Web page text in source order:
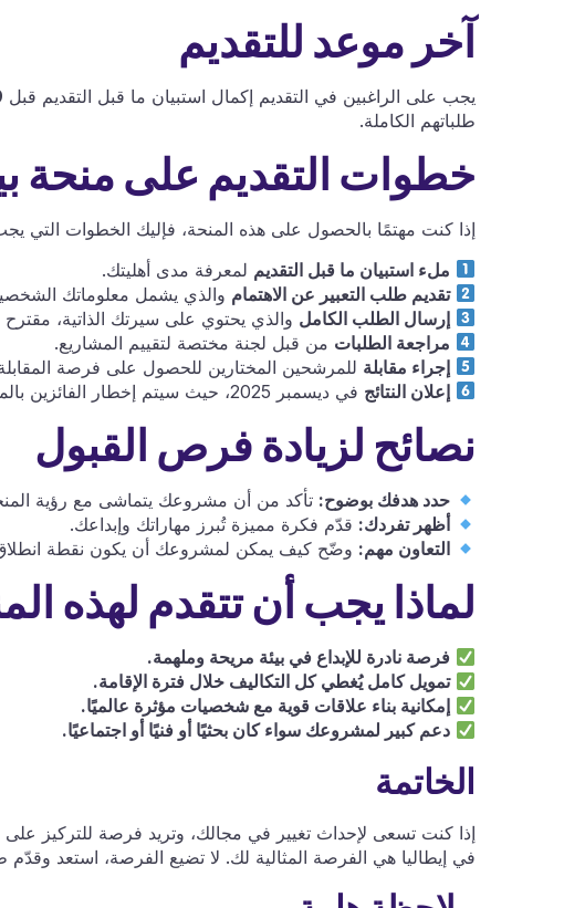
آخر موعد للتقديم
يجب على الراغبين في التقديم إكمال استبيان ما قبل التقديم قبل
طلباتهم الكاملة.
خطوات التقديم على منحة
إذا كنت مهتمًا بالحصول على هذه المنحة، فإليك الخطوات التي يجب
ملء استبيان ما قبل التقديم لمعرفة مدى أهليتك.
تقديم طلب التعبير عن الاهتمام والذي يشمل معلوماتك
إرسال الطلب الكامل والذي يحتوي على سيرتك الذاتية،
مراجعة الطلبات من قبل لجنة مختصة لتقييم المشاريع.
إجراء مقابلة للمرشحين المختارين للحصول على فرصة المقابلة
إعلان النتائج في ديسمبر 2025، حيث سيتم إخطار الفائزين بالمنحة.
نصائح لزيادة فرص القبول
حدد هدفك بوضوح: تأكد من أن مشروعك يتماشى مع رؤية
أظهر تفردك: قدّم فكرة مميزة تُبرز مهاراتك وإبداعك.
التعاون مهم: وضّح كيف يمكن لمشروعك أن يكون نقطة انطلاق
لماذا يجب أن تتقدم لهذه
فرصة نادرة للإبداع في بيئة مريحة وملهمة.
تمويل كامل يُغطي كل التكاليف خلال فترة الإقامة.
إمكانية بناء علاقات قوية مع شخصيات مؤثرة عالميًا.
دعم كبير لمشروعك سواء كان بحثيًا أو فنيًا أو اجتماعيًا.
الخاتمة
إذا كنت تسعى لإحداث تغيير في مجالك، وتريد فرصة للتركيز
في إيطاليا هي الفرصة المثالية لك. لا تضيع الفرصة، استعد وقدّم